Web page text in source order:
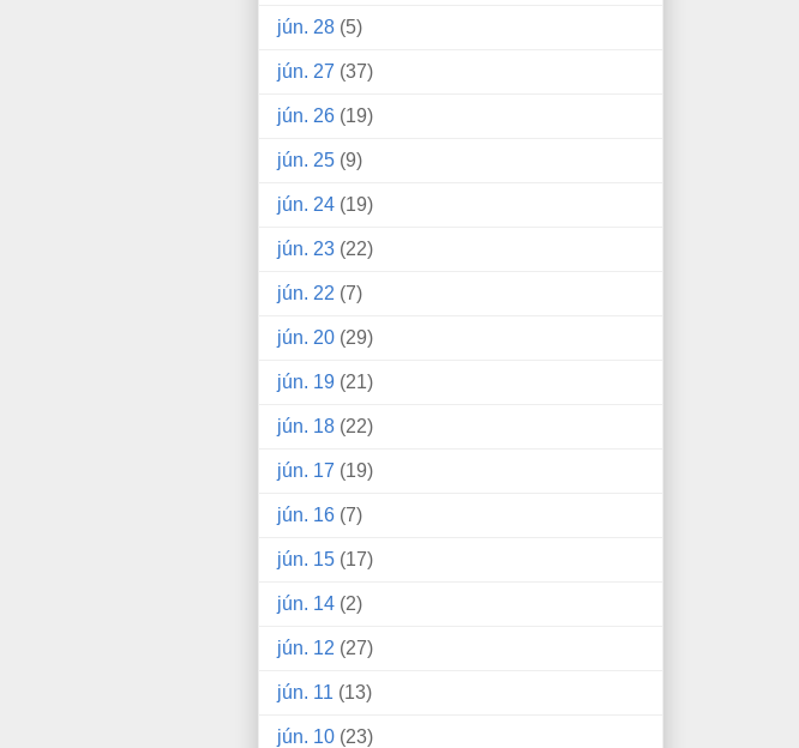
jún. 28 (5)
jún. 27 (37)
jún. 26 (19)
jún. 25 (9)
jún. 24 (19)
jún. 23 (22)
jún. 22 (7)
jún. 20 (29)
jún. 19 (21)
jún. 18 (22)
jún. 17 (19)
jún. 16 (7)
jún. 15 (17)
jún. 14 (2)
jún. 12 (27)
jún. 11 (13)
jún. 10 (23)